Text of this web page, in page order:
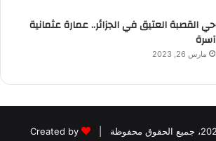
حي القصبة العتيق في الجزائر.. عمارة عثمانية
آسرة
مارس 26, 2023
Created by